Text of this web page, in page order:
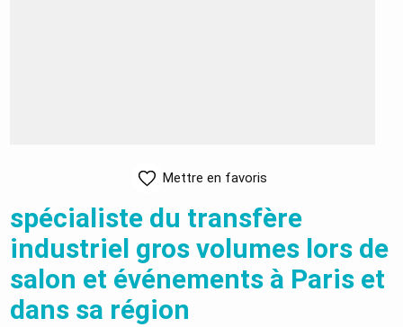
Mettre en favoris
spécialiste du transfère
industriel gros volumes lors de
salon et événements à Paris et
dans sa région